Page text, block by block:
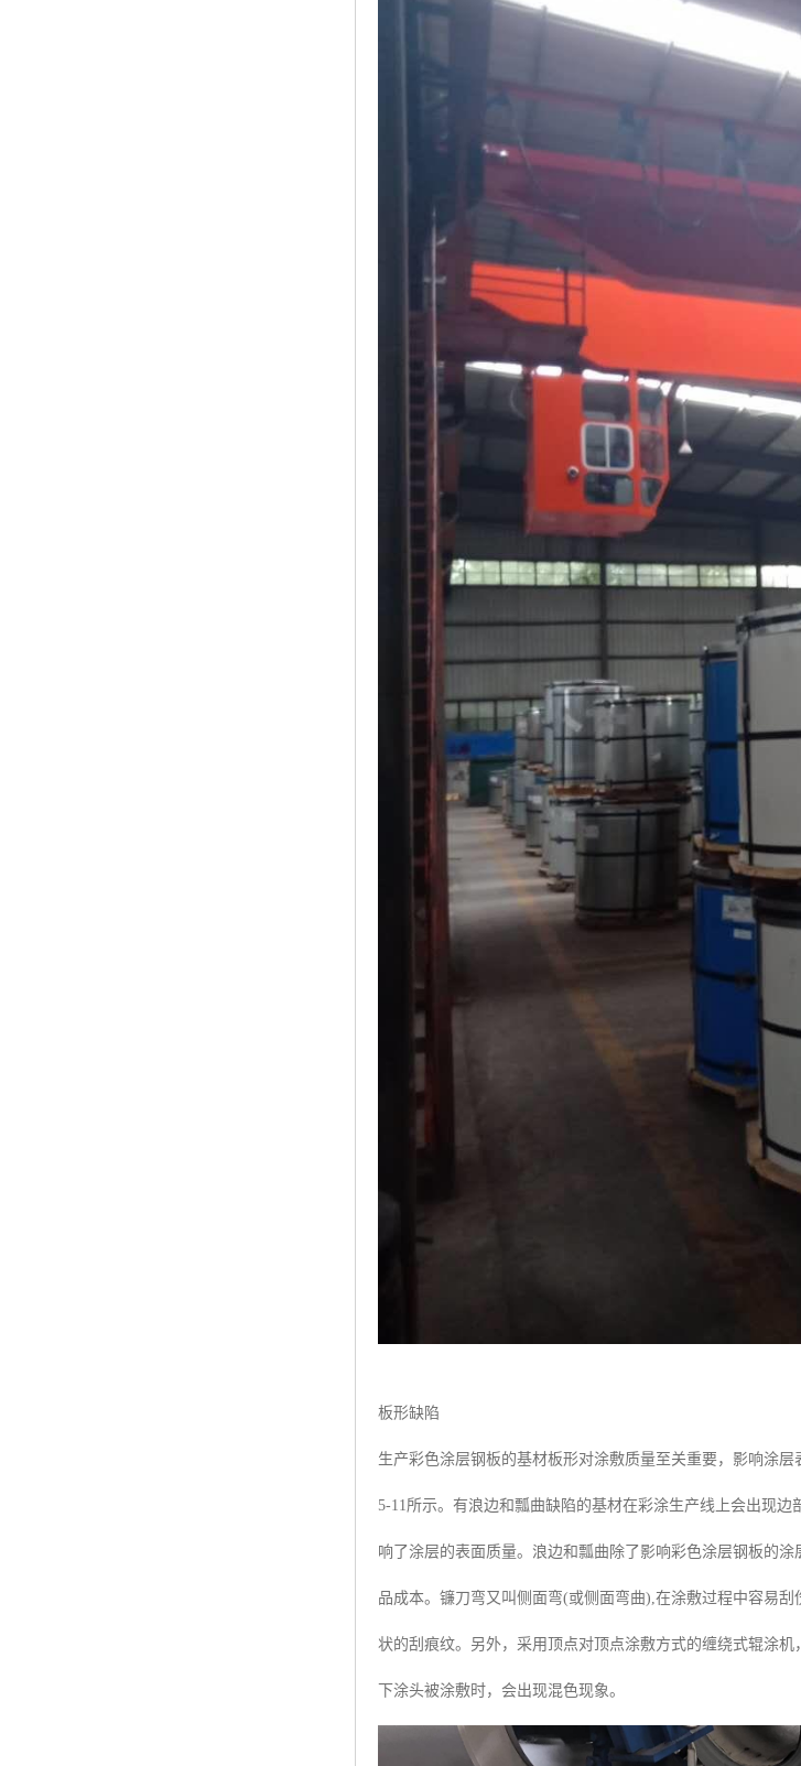
板形缺陷
生产彩色涂层钢板的基材板形对涂敷质量至关重要，影响涂
5-11所示。有浪边和瓢曲缺陷的基材在彩涂生产线上会出现
响了涂层的表面质量。浪边和瓢曲除了影响彩色涂层钢板的
品成本。镰刀弯又叫侧面弯(或侧面弯曲),在涂敷过程中容易
状的刮痕纹。另外，采用顶点对顶点涂敷方式的缠绕式辊涂
下涂头被涂敷时，会出现混色现象。